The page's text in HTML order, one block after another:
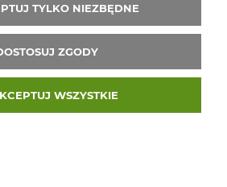
i odbierz 5% rabatu
pierwsze zakupy
TYLKO NIEZBĘDNE
ZGODY
WSZYSTKIE